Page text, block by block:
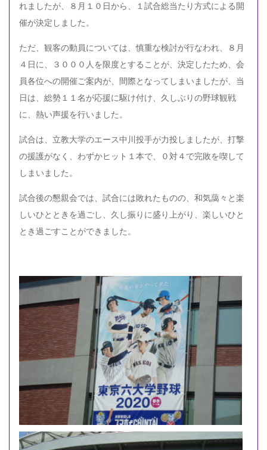
れましたが、８月１０日から、１試合総当たり方式による開
催が決定しました。
ただ、観客の動員については、慎重な検討が行なわれ、８月
４日に、３０００人を限度とすることが、決定したため、会
員各位への開催ご案内が、間際となってしまいましたが、当
日は、総勢１１名が応援に駆け付け、久しぶりの野球観戦
に、熱い声援を行いました。
試合は、立教大学のエース中川投手が力投しましたが、打撃
の援護がなく、わずかヒット１本で、０対４で完敗を喫して
しまいました。
試合後の懇親会では、試合には敗れたものの、和気藹々と楽
しいひとときを過ごし、久し振りに盛り上がり、楽しいひと
とき過ごすことができました。